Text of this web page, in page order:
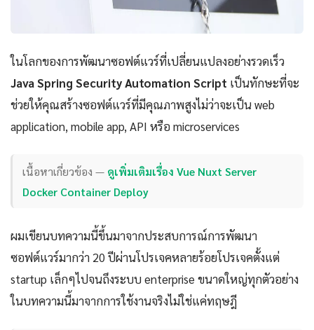
ในโลกของการพัฒนาซอฟต์แวร์ที่เปลี่ยนแปลงอย่างรวดเร็ว
Java Spring Security Automation Script เป็นทักษะที่จะ
ช่วยให้คุณสร้างซอฟต์แวร์ที่มีคุณภาพสูงไม่ว่าจะเป็น web
application, mobile app, API หรือ microservices
เนื้อหาเกี่ยวข้อง — ดูเพิ่มเติมเรื่อง Vue Nuxt Server
Docker Container Deploy
ผมเขียนบทความนี้ขึ้นมาจากประสบการณ์การพัฒนา
ซอฟต์แวร์มากว่า 20 ปีผ่านโปรเจคหลายร้อยโปรเจคตั้งแต่
startup เล็กๆไปจนถึงระบบ enterprise ขนาดใหญ่ทุกตัวอย่าง
ในบทความนี้มาจากการใช้งานจริงไม่ใช่แค่ทฤษฎี